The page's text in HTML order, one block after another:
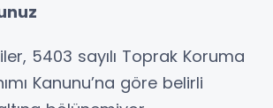
5403 sayılı Toprak Koruma
Kanunu’na göre belirli